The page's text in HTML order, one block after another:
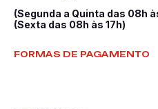
(Segunda a Quinta das 08h
(Sexta das 08h às 17h)
FORMAS DE PAGAMENTO